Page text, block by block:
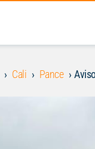
Cali Pance